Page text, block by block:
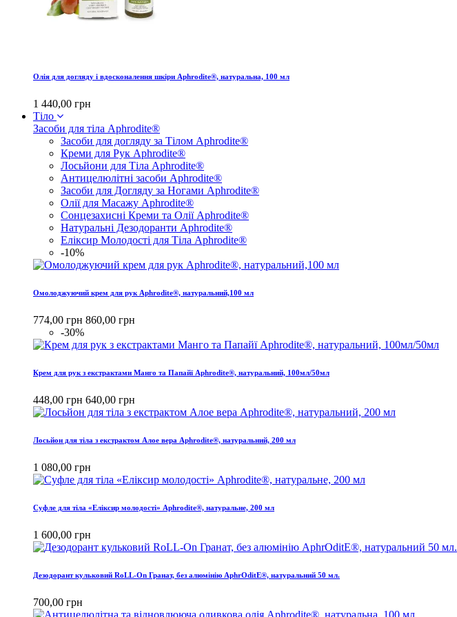
Олія для догляду і вдосконалення шкіри Aphrodite®, натуральна, 100 мл
1 440,00 грн
Тіло
Засоби для тіла Aphrodite®
Засоби для догляду за Тілом Aphrodite®
Креми для Рук Aphrodite®
Лосьйони для Тіла Aphrodite®
Антицелюлітні засоби Aphrodite®
Засоби для Догляду за Ногами Aphrodite®
Олії для Масажу Aphrodite®
Сонцезахисні Креми та Олії Aphrodite®
Натуральні Дезодоранти Aphrodite®
Еліксир Молодості для Тіла Aphrodite®
-10%
Омолоджуючий крем для рук Aphrodite®, натуральний,100 мл
774,00 грн 860,00 грн
-30%
Крем для рук з екстрактами Манго та Папайї Aphrodite®, натуральний, 100мл/50мл
448,00 грн 640,00 грн
Лосьйон для тіла з екстрактом Алое вера Aphrodite®, натуральний, 200 мл
1 080,00 грн
Cуфле для тіла «Еліксир молодості» Aphrodite®, натуральне, 200 мл
1 600,00 грн
Дезодорант кульковий RoLL-On Гранат, без алюмінію AphrOditE®, натуральний 50 мл.
700,00 грн